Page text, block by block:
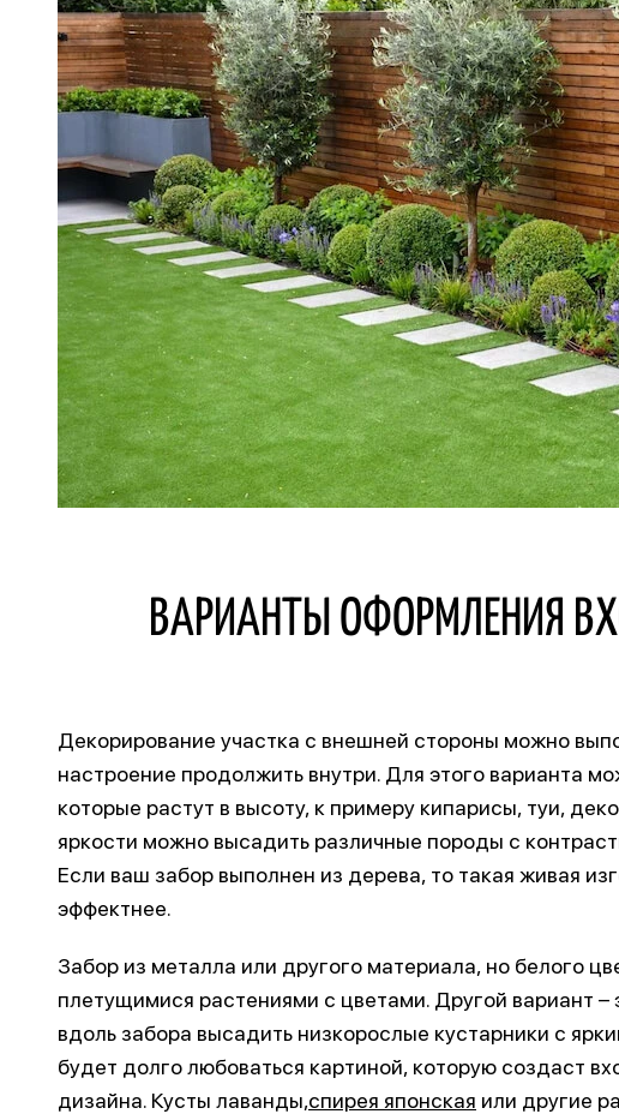
ВАРИАНТЫ ОФОРМЛЕНИЯ
Декорирование участка с внешней стороны можно
настроение продолжить внутри. Для этого варианта
которые растут в высоту, к примеру кипарисы, туи,
яркости можно высадить различные породы с
Если ваш забор выполнен из дерева, то такая живая
эффектнее.
Забор из металла или другого материала, но белого
плетущимися растениями с цветами. Другой вариант –
вдоль забора высадить низкорослые кустарники с
будет долго любоваться картиной, которую создаст
дизайна. Кусты лаванды,спирея японская или другие